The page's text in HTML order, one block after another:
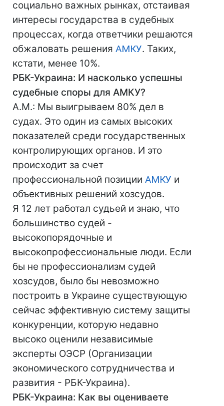
социально важных рынках, отстаивая
интересы государства в судебных
процессах, когда ответчики решаются
обжаловать решения АМКУ. Таких,
кстати, менее 10%.
РБК-Украина: И насколько успешны
судебные споры для АМКУ?
А.М.: Мы выигрываем 80% дел в
судах. Это один из самых высоких
показателей среди государственных
контролирующих органов. И это
происходит за счет
профессиональной позиции АМКУ и
объективных решений хозсудов.
Я 12 лет работал судьей и знаю, что
большинство судей -
высокопорядочные и
высокопрофессиональные люди. Если
бы не профессионализм судей
хозсудов, было бы невозможно
построить в Украине существующую
сейчас эффективную систему защиты
конкуренции, которую недавно
высоко оценили независимые
эксперты OЭСР (Организации
экономического сотрудничества и
развития - РБК-Украина).
РБК-Украина: Как вы оцениваете